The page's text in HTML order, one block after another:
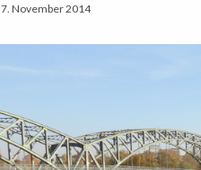
7. November 2014